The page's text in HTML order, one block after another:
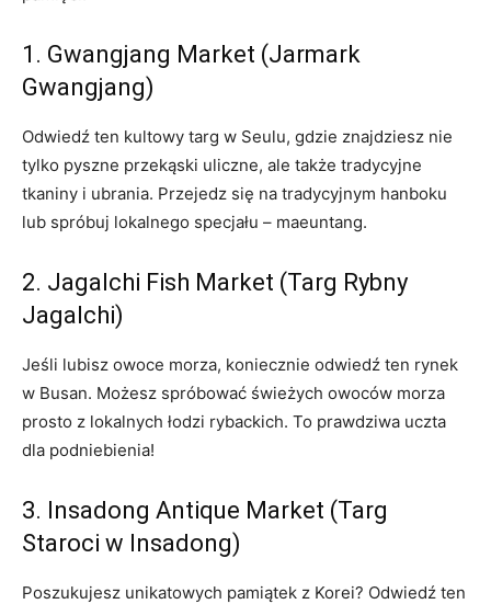
1.​ Gwangjang Market⁤ (Jarmark
Gwangjang)
Odwiedź ⁢ten ​kultowy targ w ⁢Seulu, gdzie znajdziesz nie
tylko pyszne przekąski‌ uliczne,⁢ ale ⁢także tradycyjne
tkaniny‍ i ‌ubrania. Przejedz ​się⁣ na⁤ tradycyjnym hanboku
lub spróbuj lokalnego specjału – maeuntang.
2. Jagalchi Fish Market (Targ Rybny
Jagalchi)
Jeśli lubisz owoce morza, koniecznie⁢ odwiedź ten ⁤rynek‌
w ​Busan.​ Możesz spróbować ​świeżych owoców morza
prosto⁢ z lokalnych łodzi rybackich.‌ To prawdziwa uczta
dla podniebienia!
3. ‌Insadong Antique Market (Targ‌
Staroci w Insadong)
Poszukujesz ​unikatowych pamiątek z Korei? Odwiedź ten